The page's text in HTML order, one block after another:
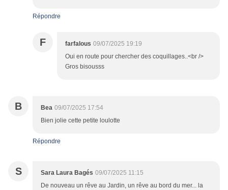
Répondre
F farfalous 09/07/2025 19:19
Oui en route pour chercher des coquillages..<br />
Gros bisousss
B Bea 09/07/2025 17:54
Bien jolie cette petite loulotte
Répondre
S Sara Laura Bagés 09/07/2025 11:15
De nouveau un rêve au Jardin, un rêve au bord du mer... la